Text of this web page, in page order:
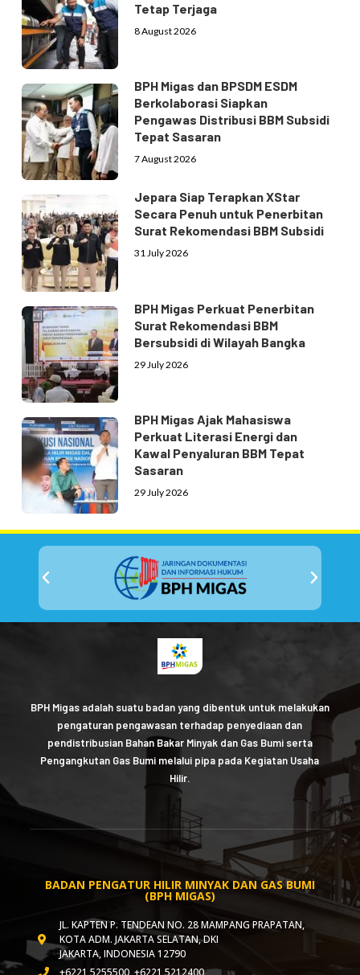
Tetap Terjaga
8 August 2026
BPH Migas dan BPSDM ESDM
Berkolaborasi Siapkan
Pengawas Distribusi BBM Subsidi
Tepat Sasaran
7 August 2026
Jepara Siap Terapkan XStar
Secara Penuh untuk Penerbitan
Surat Rekomendasi BBM Subsidi
31 July 2026
BPH Migas Perkuat Penerbitan
Surat Rekomendasi BBM
Bersubsidi di Wilayah Bangka
29 July 2026
BPH Migas Ajak Mahasiswa
Perkuat Literasi Energi dan
Kawal Penyaluran BBM Tepat
Sasaran
29 July 2026
BPH Migas adalah suatu badan yang dibentuk untuk melakukan
pengaturan pengawasan terhadap penyediaan dan
pendistribusian Bahan Bakar Minyak dan Gas Bumi serta
Pengangkutan Gas Bumi melalui pipa pada Kegiatan Usaha
Hilir.
BADAN PENGATUR HILIR MINYAK DAN GAS BUMI
(BPH MIGAS)
JL. KAPTEN P. TENDEAN NO. 28 MAMPANG PRAPATAN,
KOTA ADM. JAKARTA SELATAN, DKI
JAKARTA, INDONESIA 12790
+6221 5255500, +6221 5212400